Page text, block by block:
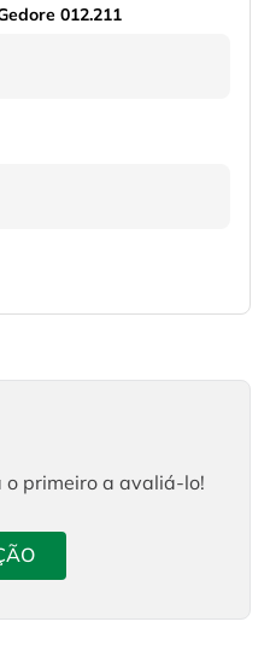
012.211
o primeiro a avaliá-lo!